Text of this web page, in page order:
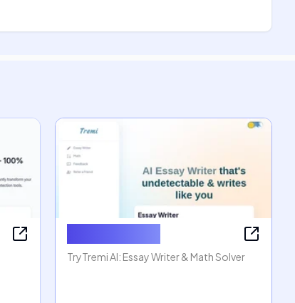
TryTremi AI: Essay Writer & Math Solver